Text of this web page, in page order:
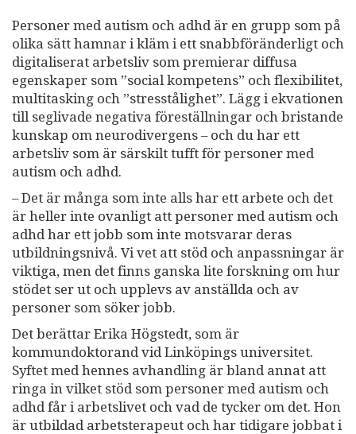
Personer med autism och adhd är en grupp som på
olika sätt hamnar i kläm i ett snabbföränderligt och
digitaliserat arbetsliv som premierar diffusa
egenskaper som ”social kompetens” och flexibilitet,
multitasking och ”stresstålighet”. Lägg i ekvationen
till seglivade negativa föreställningar och bristande
kunskap om neurodivergens – och du har ett
arbetsliv som är särskilt tufft för personer med
autism och adhd.
– Det är många som inte alls har ett arbete och det
är heller inte ovanligt att personer med autism och
adhd har ett jobb som inte motsvarar deras
utbildningsnivå. Vi vet att stöd och anpassningar är
viktiga, men det finns ganska lite forskning om hur
stödet ser ut och upplevs av anställda och av
personer som söker jobb.
Det berättar Erika Högstedt, som är
kommundoktorand vid Linköpings universitet.
Syftet med hennes avhandling är bland annat att
ringa in vilket stöd som personer med autism och
adhd får i arbetslivet och vad de tycker om det. Hon
är utbildad arbetsterapeut och har tidigare jobbat i